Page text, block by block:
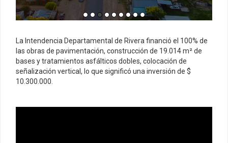
La Intendencia Departamental de Rivera financió el 100% de
las obras de pavimentación, construcción de 19.014 m² de
bases y tratamientos asfálticos dobles, colocación de
señalización vertical, lo que significó una inversión de $
10.300.000.